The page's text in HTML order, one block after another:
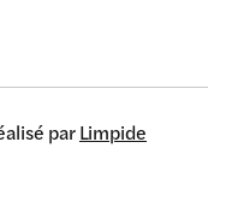
parLimpide